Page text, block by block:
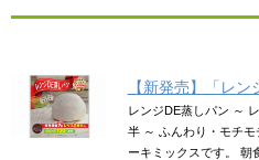
【新発売】「レン
レンジDE蒸しパン ～
半 ～ ふんわり・モチ
ーキミックスです。 朝